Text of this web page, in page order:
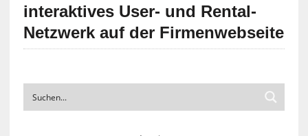
interaktives User- und Rental-
Netzwerk auf der Firmenwebseite